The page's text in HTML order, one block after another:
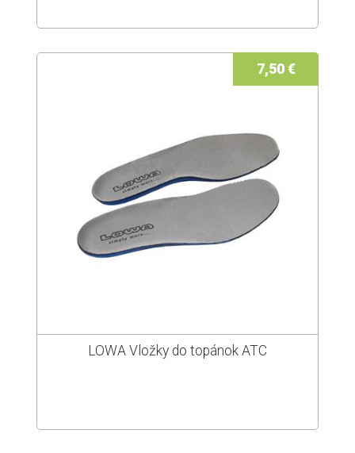
7,50 €
LOWA Vložky do topánok ATC